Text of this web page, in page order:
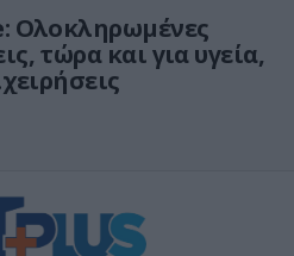
Ολοκληρωμένες
τώρα και για υγεία,